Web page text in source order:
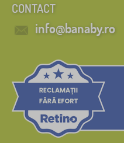
CONTACT
info@banaby.ro